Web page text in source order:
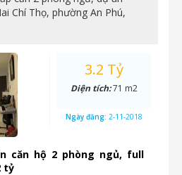
Chí Thọ, phường An Phú,
căn hộ 2 phòng ngủ, full
tỷ
3.2 Tỷ
Diện tích:71 m2
Ngày đăng: 2-11-2018